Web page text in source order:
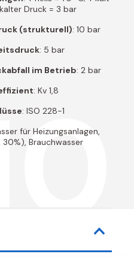
Druck = 3 bar
(strukturell): 10 bar
: 5 bar
im Betrieb: 2 bar
: Kv 1,8
: ISO 228-1
für Heizungsanlagen,
Brauchwasser